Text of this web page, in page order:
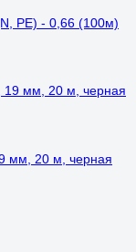
PE) - 0,66 (100м)
мм, 20 м, черная